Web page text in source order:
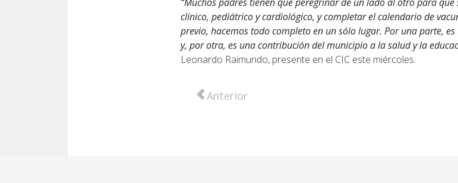
clínico, pediátrico y cardiológico, y completar el calendario de
previo, hacemos todo completo en un sólo lugar. Por una parte,
y, por otra, es una contribución del municipio a la salud y la
Leonardo Raimundo, presente en el CIC este miércoles.
Artículo anterior: ¡Todos disfrutan del Poli!: comenzó
Anterior